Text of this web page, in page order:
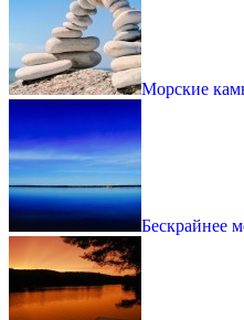
Морские
Бескрайнее